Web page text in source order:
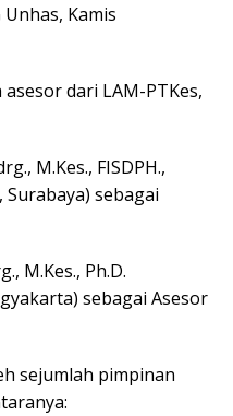
Kamis
dari LAM-PTKes,
M.Kes., FISDPH.,
Surabaya) sebagai
M.Kes., Ph.D.
sebagai Asesor
sejumlah pimpinan